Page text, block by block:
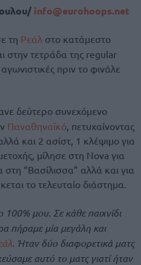
info@eurohoops.net
τη Ρεάλ στο κατάμεστο
στην τετράδα της regular
πριν το φινάλε
δεύτερο συνεχόμενο
Παναθηναϊκό, πετυχαίνοντας
και 2 ασίστ, 1 κλέψιμο για
μίλησε στη Nova για
“Βασίλισσα” αλλά και για
το τελευταίο διάστημα.
μου. Σε κάθε παιχνίδι
πήραμε μία μεγάλη και
. Ήταν δύο διαφορετικά ματς
αυτό το ματς γιατί ήταν